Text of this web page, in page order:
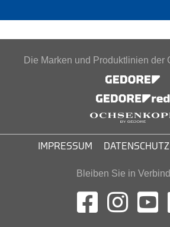
Die Marken und Produktlinien der
IMPRESSUM DATENSCHUTZ
Bleiben Sie in